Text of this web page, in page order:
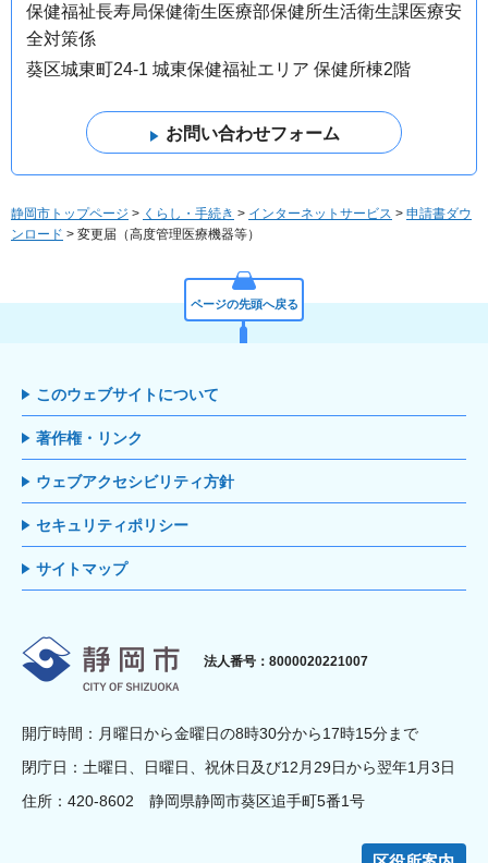
保健福祉長寿局保健衛生医療部保健所生活衛生課医療安
全対策係
葵区城東町24-1 城東保健福祉エリア 保健所棟2階
静岡市トップページ > くらし・手続き > インターネットサービス > 申請書ダウ
ンロード > 変更届（高度管理医療機器等）
ページの先頭へ戻る
このウェブサイトについて
著作権・リンク
ウェブアクセシビリティ方針
セキュリティポリシー
サイトマップ
静岡市
法人番号：8000020221007
開庁時間：月曜日から金曜日の8時30分から17時15分まで
閉庁日：土曜日、日曜日、祝休日及び12月29日から翌年1月3日
住所：420-8602 静岡県静岡市葵区追手町5番1号